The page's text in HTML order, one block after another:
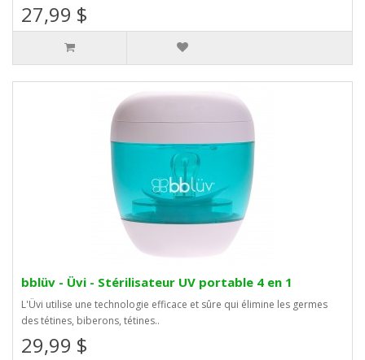
27,99 $
bblüv - Üvi - Stérilisateur UV portable 4 en 1
L'Üvi utilise une technologie efficace et sûre qui élimine les germes
des tétines, biberons, tétines..
29,99 $